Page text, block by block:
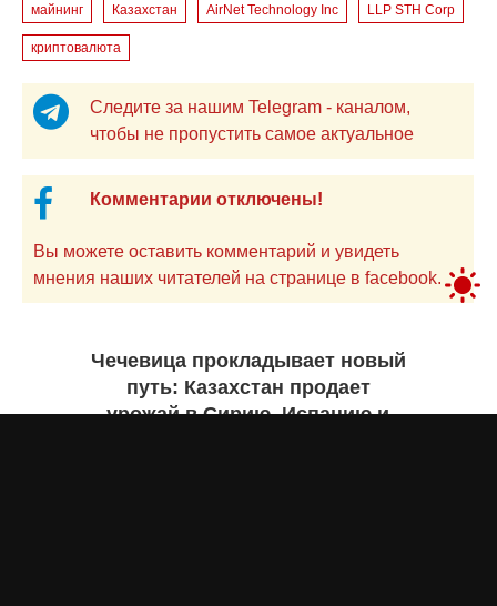
майнинг Казахстан AirNet Technology Inc LLP STH Corp
криптовалюта
Следите за нашим Telegram - каналом,
чтобы не пропустить самое актуальное
Комментарии отключены!
Вы можете оставить комментарий и увидеть
мнения наших читателей на странице в facebook.
Чечевица прокладывает новый
путь: Казахстан продает
урожай в Сирию, Испанию и